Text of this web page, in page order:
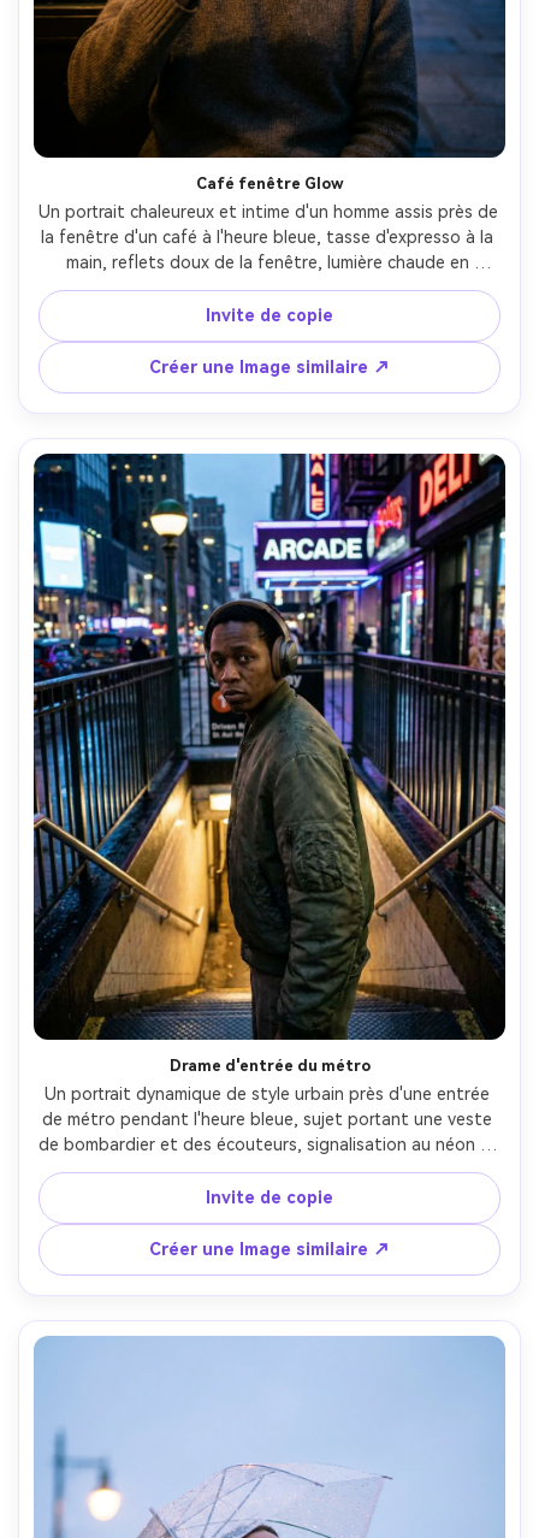
Café fenêtre Glow
Un portrait chaleureux et intime d'un homme assis près de
la fenêtre d'un café à l'heure bleue, tasse d'expresso à la
main, reflets doux de la fenêtre, lumière chaude en
tungstène intérieur sur son visage contrasté avec le ciel
bleu frais à l'extérieur, bokeh de rue de la ville au-delà du
verre, prise sur Sony A7IV, 50mm f/1.2, encadrement
poitrine, contraste cinématographique, détail
photoréaliste-AR 4:5
Invite de copie
Créer une Image similaire ↗
Drame d'entrée du métro
Un portrait dynamique de style urbain près d'une entrée
de métro pendant l'heure bleue, sujet portant une veste
de bombardier et des écouteurs, signalisation au néon et
lumières d'escalier derrière, ciel ambiant frais mélangé à
des lumières pratiques dures, prise sur Nikon Z6II, 28 mm
f/1.8, demi-corps basse-angle, lignes de tête fortes,
détails nets, ambiance cinématographique gracieuse,
ultra-réaliste-AR 4:5
Invite de copie
Créer une Image similaire ↗
Créez des images IA
à l’infini. 100 %
gratuit!
Créer Gratuitement →